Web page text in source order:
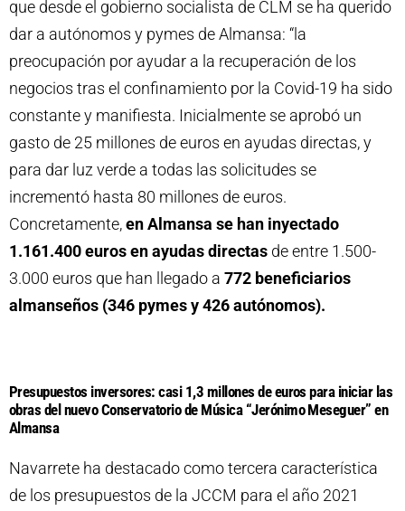
que desde el gobierno socialista de CLM se ha querido
dar a autónomos y pymes de Almansa: “la
preocupación por ayudar a la recuperación de los
negocios tras el confinamiento por la Covid-19 ha sido
constante y manifiesta. Inicialmente se aprobó un
gasto de 25 millones de euros en ayudas directas, y
para dar luz verde a todas las solicitudes se
incrementó hasta 80 millones de euros.
Concretamente,en Almansa se han inyectado
1.161.400 euros en ayudas directas de entre 1.500-
3.000 euros que han llegado a 772 beneficiarios
almanseños (346 pymes y 426 autónomos).
Presupuestos inversores: casi 1,3 millones de euros para iniciar las
obras del nuevo Conservatorio de Música “Jerónimo Meseguer” en
Almansa
Navarrete ha destacado como tercera característica
de los presupuestos de la JCCM para el año 2021